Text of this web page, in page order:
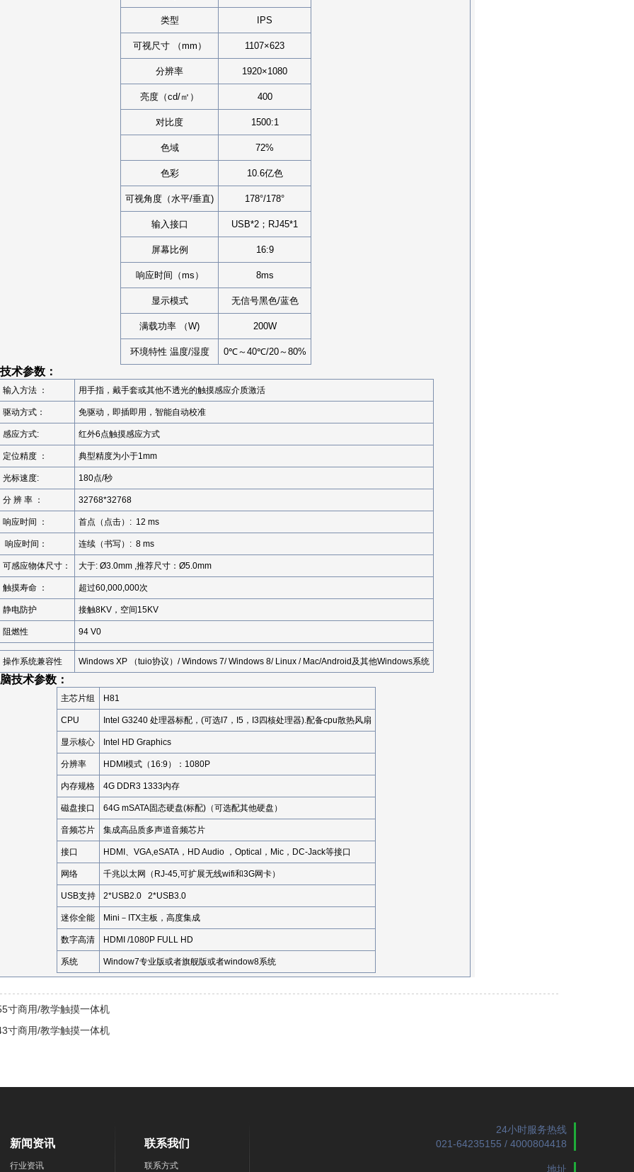
类型 IPS
可视尺寸 （mm） 1107×623
分辨率 1920×1080
亮度（cd/㎡） 400
对比度 1500:1
色域 72%
色彩 10.6亿色
可视角度（水平/垂直) 178°/178°
输入接口 USB*2；RJ45*1
屏幕比例 16:9
响应时间（ms） 8ms
显示模式 无信号黑色/蓝色
满载功率 （W) 200W
环境特性 温度/湿度 0℃～40℃/20～80%
术参数：
输入方法 ： 用手指，戴手套或其他不透光的触摸感应介质激活
驱动方式： 免驱动，即插即用，智能自动校准
感应方式: 红外6点触摸感应方式
定位精度 ： 典型精度为小于1mm
光标速度: 180点/秒
分 辨 率 ： 32768*32768
响应时间 ： 首点（点击）: 12 ms
响应时间： 连续（书写）: 8 ms
可感应物体尺寸： 大于: Ø3.0mm ,推荐尺寸：Ø5.0mm
触摸寿命 ： 超过60,000,000次
静电防护 接触8KV，空间15KV
阻燃性 94 V0
操作系统兼容性 Windows XP （tuio协议）/ Windows 7/ Windows 8/ Linux / Mac/Android及其他Windows系统
技术参数：
主芯片组 H81
CPU Intel G3240 处理器标配，(可选I7，I5，I3四核处理器).配备cpu散热风扇
显示核心 Intel HD Graphics
分辨率 HDMI模式（16:9）：1080P
内存规格 4G DDR3 1333内存
磁盘接口 64G mSATA固态硬盘(标配)（可选配其他硬盘）
音频芯片 集成高品质多声道音频芯片
接口 HDMI、VGA,eSATA，HD Audio ，Optical，Mic，DC-Jack等接口
网络 千兆以太网（RJ-45,可扩展无线wifi和3G网卡）
USB支持 2*USB2.0 2*USB3.0
迷你全能 Mini－ITX主板，高度集成
数字高清 HDMI /1080P FULL HD
系统 Window7专业版或者旗舰版或者window8系统
寸商用/教学触摸一体机
寸商用/教学触摸一体机
新闻资讯
行业资讯
联系我们
联系方式
24小时服务热线
021-64235155 / 4000804418
地址